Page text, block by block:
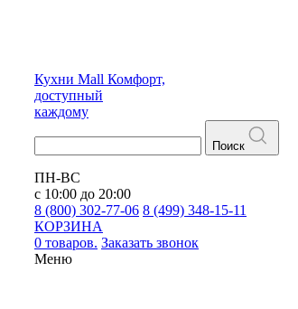
Кухни Mall Комфорт,
доступный
каждому
Поиск
ПН-ВС
с 10:00 до 20:00
8 (800) 302-77-06 8 (499) 348-15-11
КОРЗИНА
0 товаров. Заказать звонок
Меню